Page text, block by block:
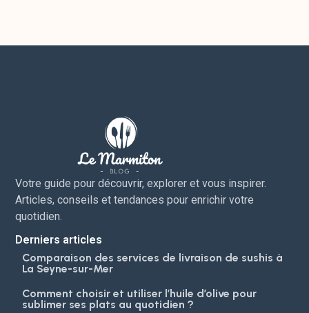
Votre guide pour découvrir, explorer et vous inspirer.
Articles, conseils et tendances pour enrichir votre
quotidien.
Derniers articles
Comparaison des services de livraison de sushis à
La Seyne-sur-Mer
Comment choisir et utiliser l’huile d’olive pour
sublimer ses plats au quotidien ?